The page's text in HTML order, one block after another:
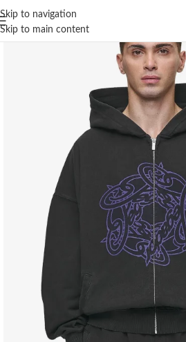
Skip to navigation
Skip to main content